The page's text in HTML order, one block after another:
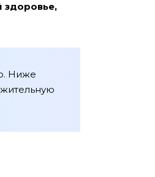
Ниже